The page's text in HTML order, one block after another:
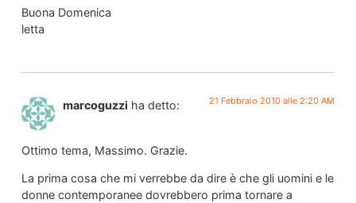
Buona Domenica
letta
marcoguzzi ha detto: 21 Febbraio 2010 alle 2:20 AM
Ottimo tema, Massimo. Grazie.
La prima cosa che mi verrebbe da dire è che gli uomini e le
donne contemporanee dovrebbero prima tornare a